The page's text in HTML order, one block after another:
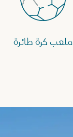
ملعب كرة طائرة